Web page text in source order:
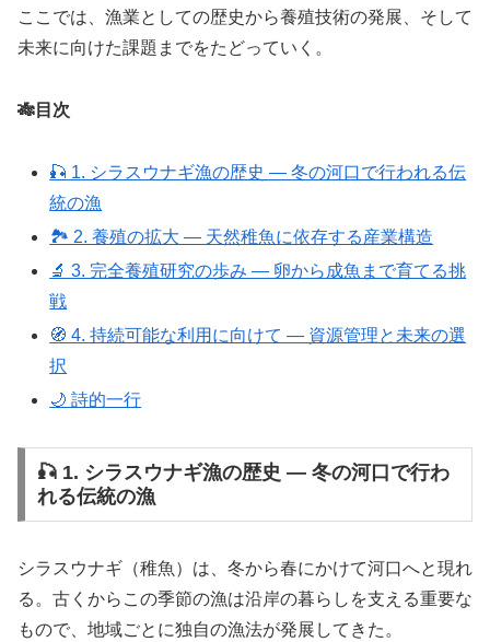
ここでは、漁業としての歴史から養殖技術の発展、そして
未来に向けた課題までをたどっていく。
🎋目次
🎣 1. シラスウナギ漁の歴史 ― 冬の河口で行われる伝
統の漁
🏞️ 2. 養殖の拡大 ― 天然稚魚に依存する産業構造
🔬 3. 完全養殖研究の歩み ― 卵から成魚まで育てる挑
戦
🧭 4. 持続可能な利用に向けて ― 資源管理と未来の選
択
🌙 詩的一行
🎣 1. シラスウナギ漁の歴史 ― 冬の河口で行わ
れる伝統の漁
シラスウナギ（稚魚）は、冬から春にかけて河口へと現れ
る。古くからこの季節の漁は沿岸の暮らしを支える重要な
もので、地域ごとに独自の漁法が発展してきた。